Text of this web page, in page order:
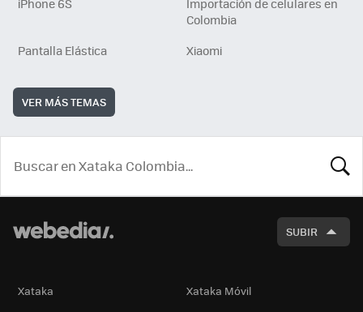
Colombia
Pantalla Elástica
Xiaomi
VER MÁS TEMAS
SUBIR
Xataka
Xataka Móvil